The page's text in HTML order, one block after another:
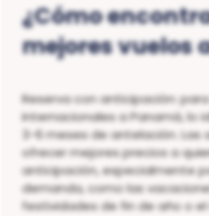
¿Cómo
mejores vuelos
Reserva con anticipación:
internacionales a Panamá, lo
3-6 meses de antelación. Las
ofrecer mejores precios a
anticipación, especialmente
demanda, como las
festividades de fin de año o